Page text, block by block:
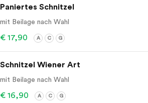
Paniertes Schnitzel
mit Beilage nach Wahl
€ 17,90 A C G
Schnitzel Wiener Art
mit Beilage nach Wahl
€ 16,90 A C G